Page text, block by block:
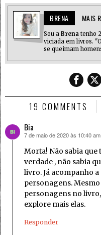
BRENA MAIS
Sou a Brena tenho
viciada em livros.
se queimam
19 COMMENTS
Bia
disse:
7 de maio de 2020 às 10:40 am
Morta! Não sabia que
verdade , não sabia
livro. Já acompanho
personagens.
personagens no
explore mais elas.
Responder